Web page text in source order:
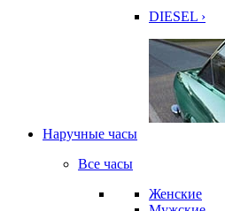
DIESEL ›
Наручные часы
Все часы
Женские